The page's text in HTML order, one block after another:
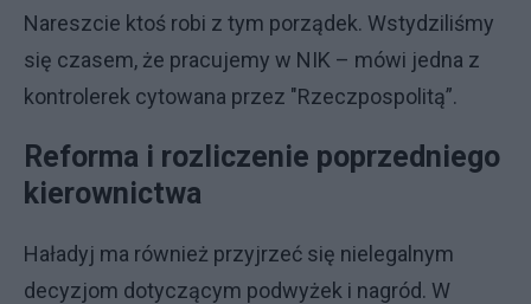
Nareszcie ktoś robi z tym porządek. Wstydziliśmy
się czasem, że pracujemy w NIK – mówi jedna z
kontrolerek cytowana przez "Rzeczpospolitą”.
Reforma i rozliczenie poprzedniego
kierownictwa
Haładyj ma również przyjrzeć się nielegalnym
decyzjom dotyczącym podwyżek i nagród. W